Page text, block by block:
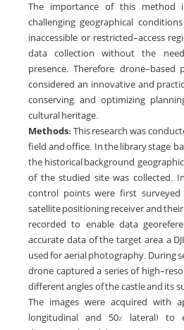
The importance of this method
challenging geographical
inaccessible, or restricted-access
data collection without the
presence. Therefore, drone-
considered an innovative and
conserving, and optimizing
cultural heritage.
Methods:This research was
field, and office. In the library stage,
the historical background,
of the studied site was collected.
control points were first
satellite positioning receiver, and
recorded to enable data
accurate data of the target area, a
used for aerial photography. During
drone captured a series of high-
different angles of the castle and its
The images were acquired with
longitudinal and 50% lateral) to